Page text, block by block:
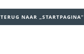
TERUG NAAR „STARTPAGINA“